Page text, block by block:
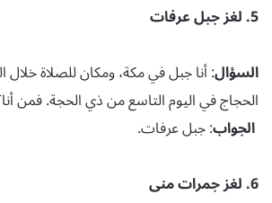
5. لغز جبل عرفات
السؤال: أنا جبل في مكة، ومكان للصلاة
الحجاج في اليوم التاسع من ذي الحجة. فمن
الجواب: جبل عرفات.
6. لغز جمرات منى